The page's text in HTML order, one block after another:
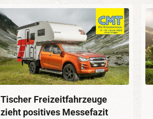
Tischer Freizeitfahrzeuge
zieht positives Messefazit